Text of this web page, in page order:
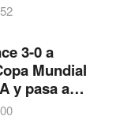
3-0 a
Mundial
y pasa a